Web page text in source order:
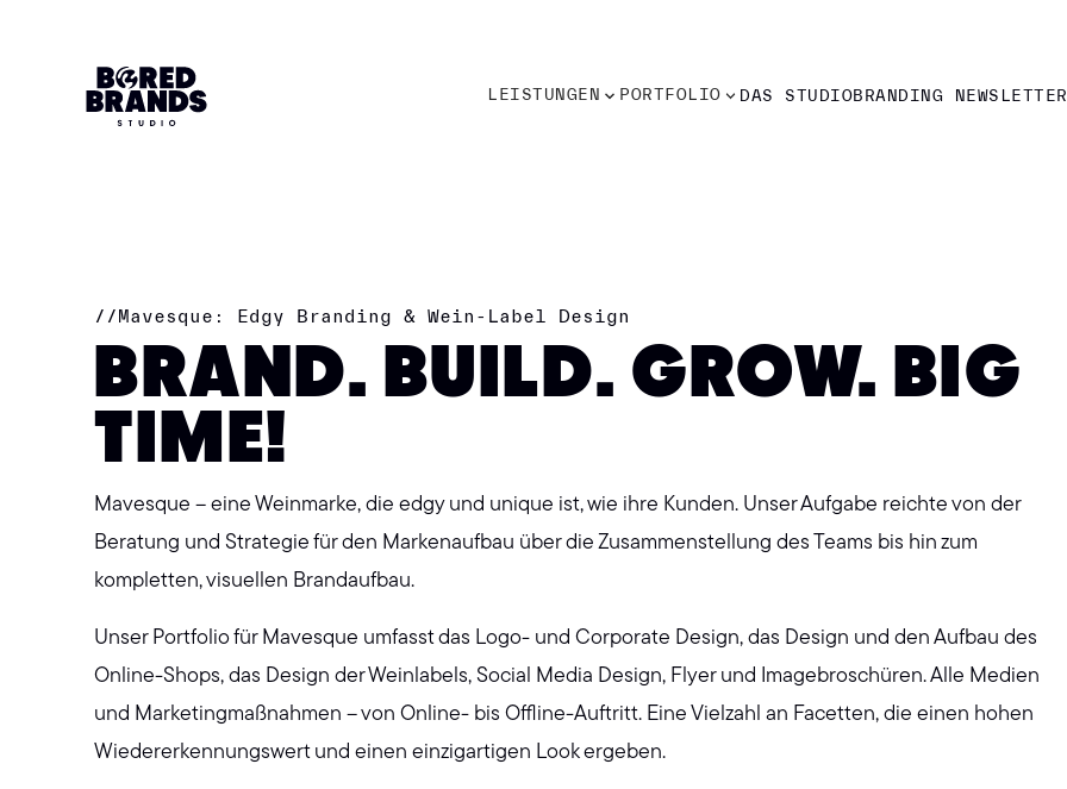
LEISTUNGEN
PORTFOLIO
DAS STUDIOBRANDING NEWSLETTER
//Mavesque: Edgy Branding & Wein-Label Design
BRAND. BUILD. GROW. BIG
TIME!
Mavesque – eine Weinmarke, die edgy und unique ist, wie ihre Kunden. Unser Aufgabe reichte von der
Beratung und Strategie für den Markenaufbau über die Zusammenstellung des Teams bis hin zum
kompletten, visuellen Brandaufbau.
Unser Portfolio für Mavesque umfasst das Logo- und Corporate Design, das Design und den Aufbau des
Online-Shops, das Design der Weinlabels, Social Media Design, Flyer und Imagebroschüren. Alle Medien
und Marketingmaßnahmen – von Online- bis Offline-Auftritt. Eine Vielzahl an Facetten, die einen hohen
Wiedererkennungswert und einen einzigartigen Look ergeben.